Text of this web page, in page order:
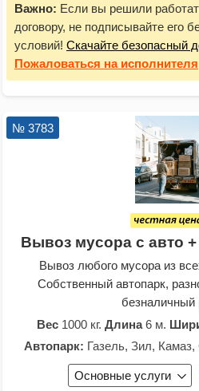
Важно: Если вы решили
договору, не подписывайте его
условий! Скачайте безопасный
Пожаловаться на исполнителя
№ 3783
Вывоз мусора с авто +
Вывоз любого мусора из
Собственный автопарк,
безналичный
Вес1000 кг. Длина6 м.
Автопарк: Газель, Зил,
Основные услуги